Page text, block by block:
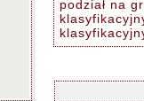
podział na